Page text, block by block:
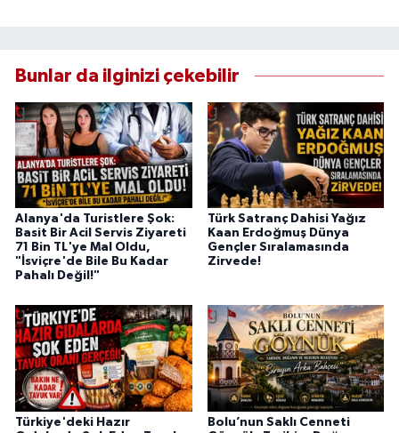
Bunlar da ilginizi çekebilir
Alanya'da Turistlere Şok:
Basit Bir Acil Servis Ziyareti
71 Bin TL'ye Mal Oldu,
"İsviçre'de Bile Bu Kadar
Pahalı Değil!"
Türk Satranç Dahisi Yağız
Kaan Erdoğmuş Dünya
Gençler Sıralamasında
Zirvede!
Türkiye'deki Hazır
Bolu’nun Saklı Cenneti